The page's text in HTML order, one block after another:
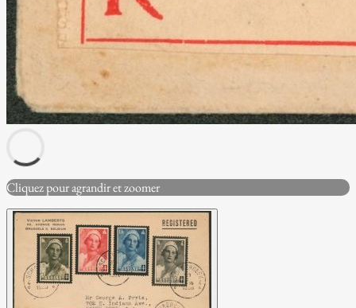
Cliquez pour agrandir et zoomer